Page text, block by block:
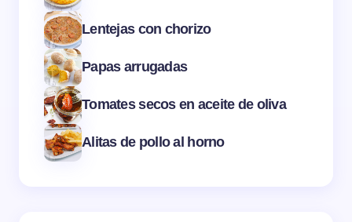
Lentejas con chorizo
Papas arrugadas
Tomates secos en aceite de oliva
Alitas de pollo al horno